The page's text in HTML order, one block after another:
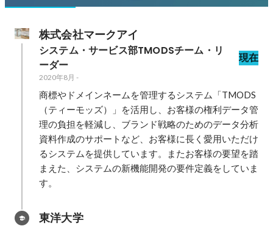
株式会社マークアイ
システム・サービス部TMODSチーム・リ
ーダー
現在
2020年8月 -
商標やドメインネームを管理するシステム「TMODS
（ティーモッズ）」を活用し、お客様の権利データ管
理の負担を軽減し、ブランド戦略のためのデータ分析
資料作成のサポートなど、お客様に長く愛用いただけ
るシステムを提供しています。またお客様の要望を踏
まえた、システムの新機能開発の要件定義をしていま
す。
東洋大学